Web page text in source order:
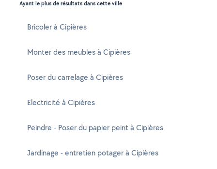
Ayant le plus de résultats dans cette ville
Bricoler à Cipières
Monter des meubles à Cipières
Poser du carrelage à Cipières
Electricité à Cipières
Peindre - Poser du papier peint à Cipières
Jardinage - entretien potager à Cipières